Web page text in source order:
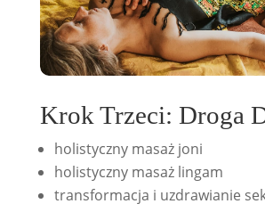
Krok Trzeci: Droga
holistyczny masaż joni
holistyczny masaż lingam
transformacja i uzdrawianie